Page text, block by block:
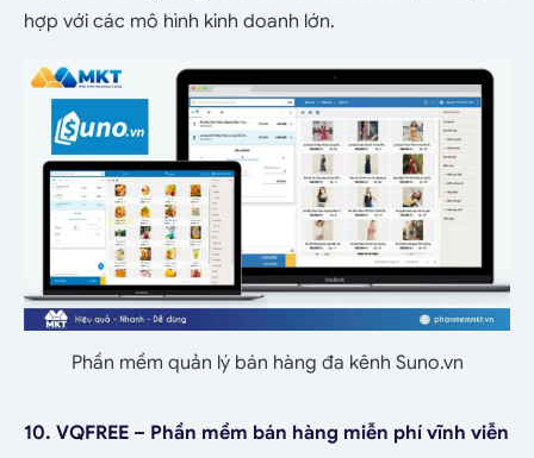
hợp với các mô hình kinh doanh lớn.
Phần mềm quản lý bán hàng đa kênh Suno.vn
10. VQFREE – Phần mềm bán hàng miễn phí vĩnh viễn